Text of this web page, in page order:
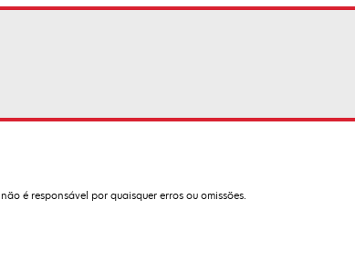
é responsável por quaisquer erros ou omissões.